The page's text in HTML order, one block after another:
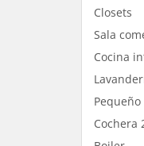
Closets
Sala
Cocina
Cochera